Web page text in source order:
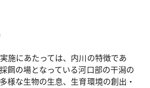
施にあたっては、内川の特徴であ
餌の場となっている河口部の干潟の
様な生物の生息、生育環境の創出・